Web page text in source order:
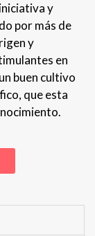
y
por más de
y
en
buen cultivo
que esta